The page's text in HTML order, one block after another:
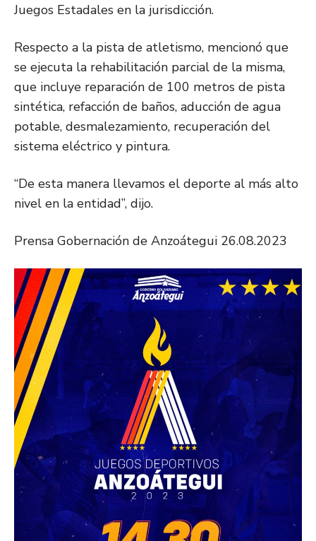
Juegos Estadales en la jurisdicción.
Respecto a la pista de atletismo, mencionó que
se ejecuta la rehabilitación parcial de la misma,
que incluye reparación de 100 metros de pista
sintética, refacción de baños, aducción de agua
potable, desmalezamiento, recuperación del
sistema eléctrico y pintura.
“De esta manera llevamos el deporte al más alto
nivel en la entidad”, dijo.
Prensa Gobernación de Anzoátegui 26.08.2023